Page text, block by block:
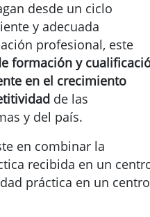
desde un ciclo
y adecuada
profesional, este
formación y
en el crecimiento
de las
y del país.
en combinar la
recibida en un
práctica en un centro